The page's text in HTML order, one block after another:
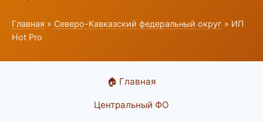
Главная » Северо-Кавказский федеральный округ » ИП
Hot Pro
🏠 Главная
Центральный ФО